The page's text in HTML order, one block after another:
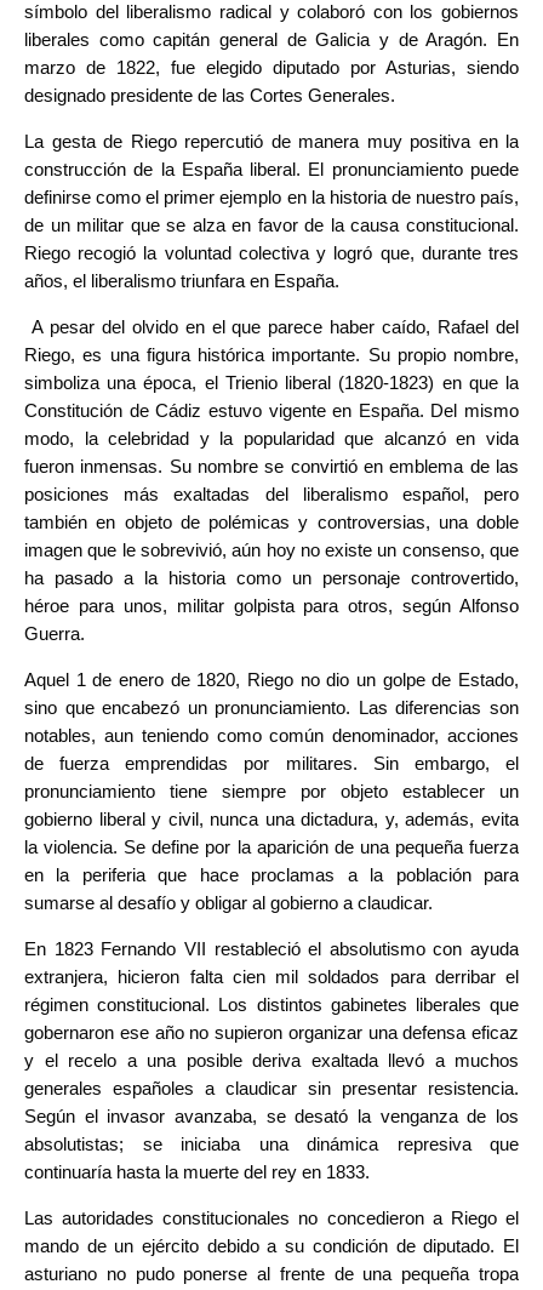
símbolo del liberalismo radical y colaboró con los gobiernos
liberales como capitán general de Galicia y de Aragón. En
marzo de 1822, fue elegido diputado por Asturias, siendo
designado presidente de las Cortes Generales.
La gesta de Riego repercutió de manera muy positiva en la
construcción de la España liberal. El pronunciamiento puede
definirse como el primer ejemplo en la historia de nuestro país,
de un militar que se alza en favor de la causa constitucional.
Riego recogió la voluntad colectiva y logró que, durante tres
años, el liberalismo triunfara en España.
A pesar del olvido en el que parece haber caído, Rafael del
Riego, es una figura histórica importante. Su propio nombre,
simboliza una época, el Trienio liberal (1820-1823) en que la
Constitución de Cádiz estuvo vigente en España. Del mismo
modo, la celebridad y la popularidad que alcanzó en vida
fueron inmensas. Su nombre se convirtió en emblema de las
posiciones más exaltadas del liberalismo español, pero
también en objeto de polémicas y controversias, una doble
imagen que le sobrevivió,aún hoy no existe un consenso, que
ha pasado a la historia como un personaje controvertido,
héroe para unos, militar golpista para otros, según Alfonso
Guerra.
Aquel 1 de enero de 1820, Riego no dio un golpe de Estado,
sino que encabezó un pronunciamiento. Las diferencias son
notables, aun teniendo como común denominador, acciones
de fuerza emprendidas por militares. Sin embargo, el
pronunciamiento tiene siempre por objeto establecer un
gobierno liberal y civil, nunca una dictadura, y, además, evita
la violencia. Se define por la aparición de una pequeña fuerza
en la periferia que hace proclamas a la población para
sumarse al desafío y obligar al gobierno a claudicar.
En 1823 Fernando VII restableció el absolutismo con ayuda
extranjera, hicieron falta cien mil soldados para derribar el
régimen constitucional. Los distintos gabinetes liberales que
gobernaron ese año no supieron organizar una defensa eficaz
y el recelo a una posible deriva exaltada llevó a muchos
generales españoles a claudicar sin presentar resistencia.
Según el invasor avanzaba, se desató la venganza de los
absolutistas; se iniciaba una dinámica represiva que
continuaría hasta la muerte del rey en 1833.
Las autoridades constitucionales no concedieron a Riego el
mando de un ejército debido a su condición de diputado. El
asturiano no pudo ponerse al frente de una pequeña tropa